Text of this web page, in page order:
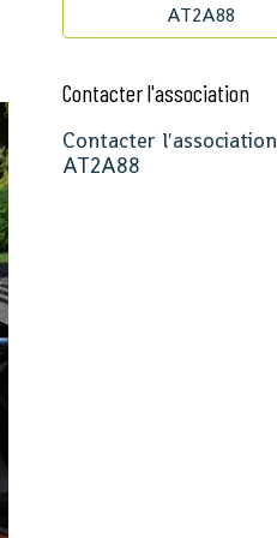
AT2A88
Contacter l'association
Contacter l'association
AT2A88